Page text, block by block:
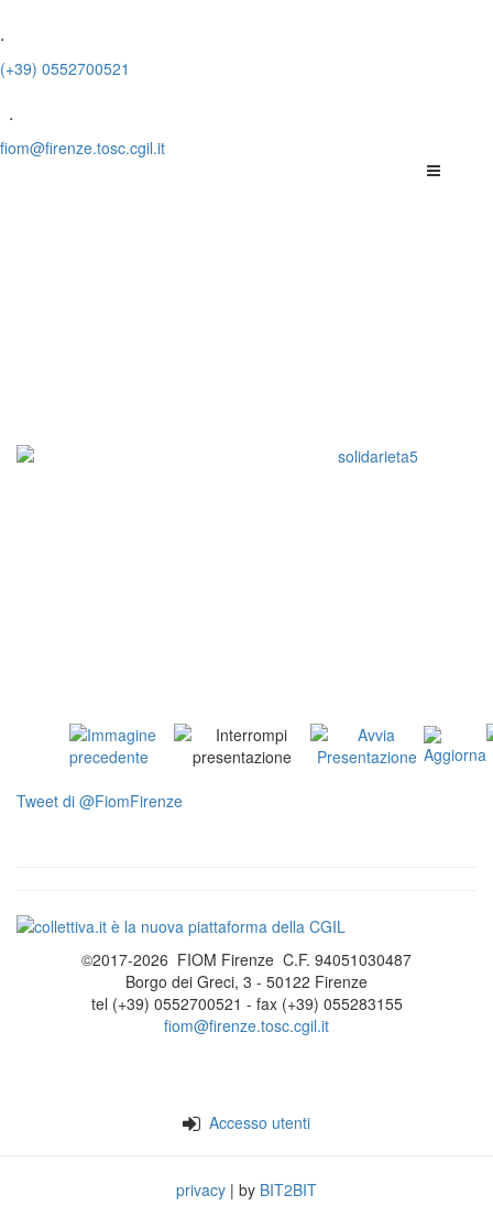
.
(+39) 0552700521
.
fiom@firenze.tosc.cgil.it
Tweet di @FiomFirenze
©2017-2026 FIOM Firenze C.F. 94051030487
Borgo dei Greci, 3 - 50122 Firenze
tel (+39) 0552700521 - fax (+39) 055283155
fiom@firenze.tosc.cgil.it
Accesso utenti
privacy | by BIT2BIT